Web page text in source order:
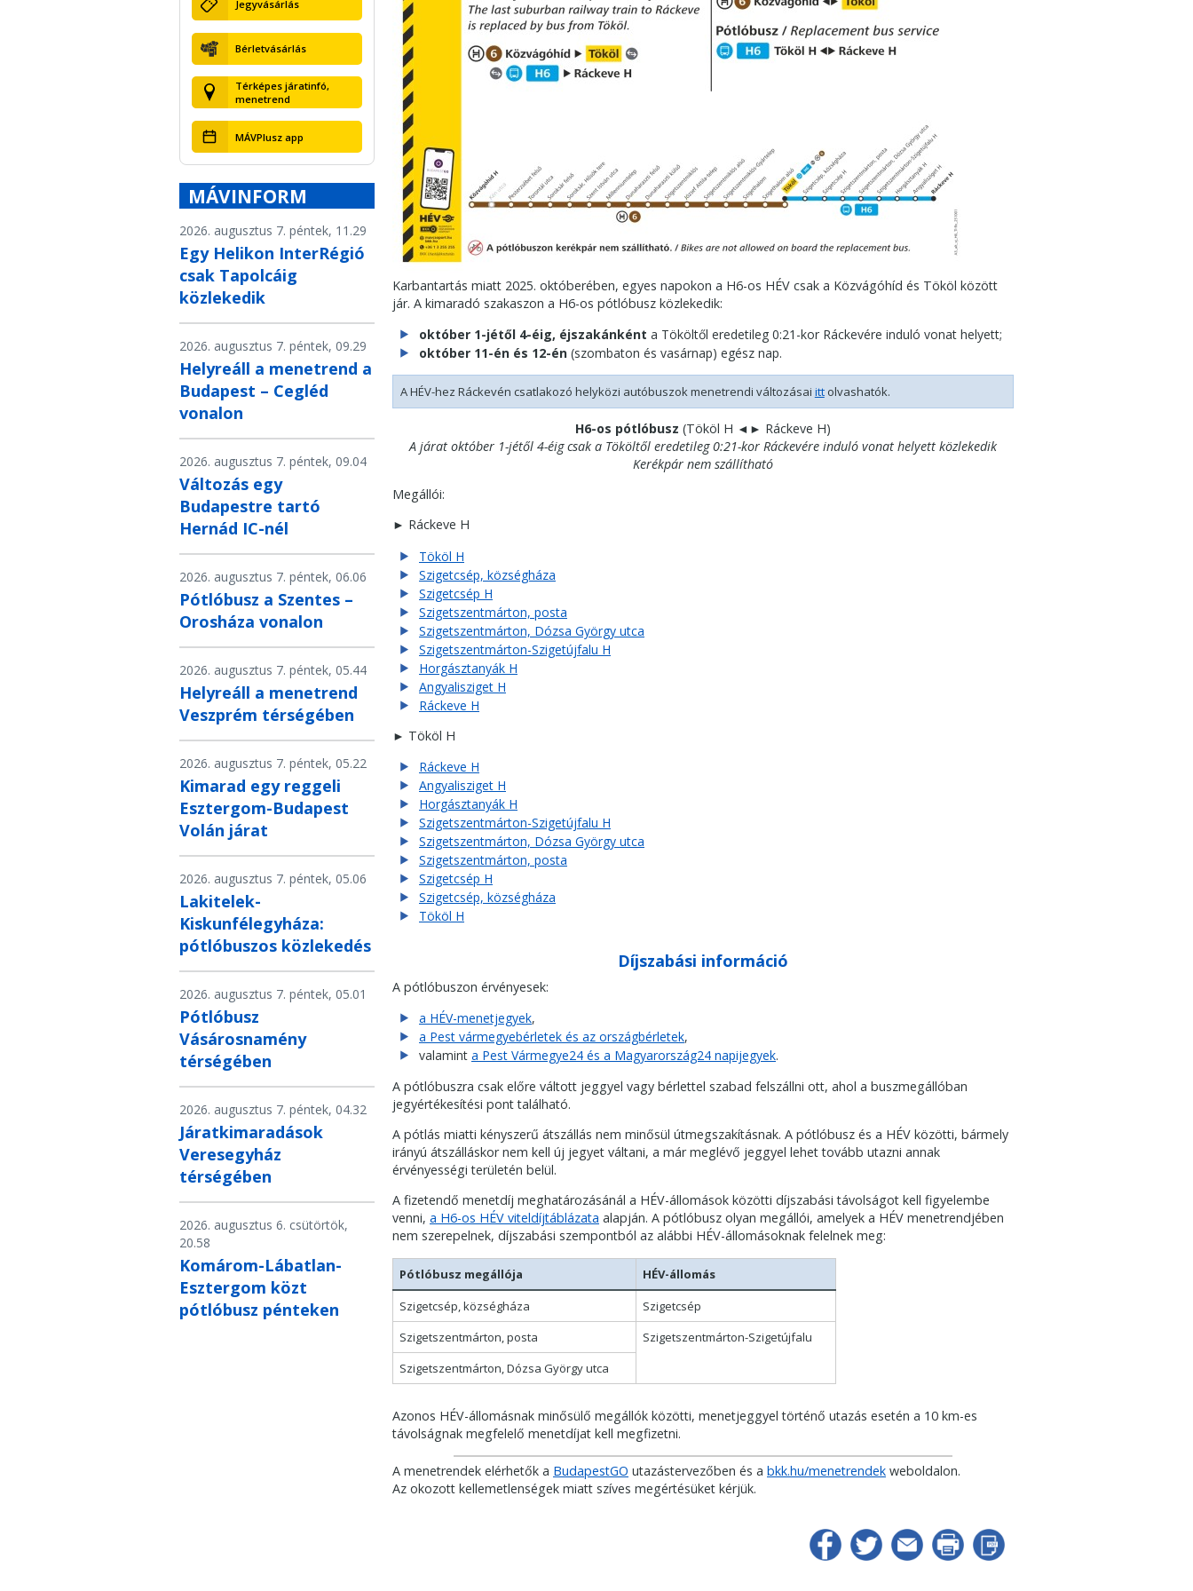
Jegyvásárlás
Bérletvásárlás
Térképes járatinfó,
menetrend
MÁVPlusz app
MÁVINFORM
2026. augusztus 7. péntek, 11.29
Egy Helikon InterRégió
csak Tapolcáig
közlekedik
2026. augusztus 7. péntek, 09.29
Helyreáll a menetrend a
Budapest – Cegléd
vonalon
2026. augusztus 7. péntek, 09.04
Változás egy
Budapestre tartó
Hernád IC-nél
2026. augusztus 7. péntek, 06.06
Pótlóbusz a Szentes –
Orosháza vonalon
2026. augusztus 7. péntek, 05.44
Helyreáll a menetrend
Veszprém térségében
2026. augusztus 7. péntek, 05.22
Kimarad egy reggeli
Esztergom-Budapest
Volán járat
2026. augusztus 7. péntek, 05.06
Lakitelek-
Kiskunfélegyháza:
pótlóbuszos közlekedés
2026. augusztus 7. péntek, 05.01
Pótlóbusz
Vásárosnamény
térségében
2026. augusztus 7. péntek, 04.32
Járatkimaradások
Veresegyház
térségében
2026. augusztus 6. csütörtök,
20.58
Komárom-Lábatlan-
Esztergom közt
pótlóbusz pénteken
Karbantartás miatt 2025. októberében, egyes napokon a H6-os HÉV csak a Közvágóhíd és Tököl között
jár. A kimaradó szakaszon a H6-os pótlóbusz közlekedik:
október 1-jétől 4-éig, éjszakánként a Tököltől eredetileg 0:21-kor Ráckevére induló vonat helyett;
október 11-én és 12-én (szombaton és vasárnap) egész nap.
A HÉV-hez Ráckevén csatlakozó helyközi autóbuszok menetrendi változásai ittolvashatók.
H6-os pótlóbusz (Tököl H ◄► Ráckeve H)
A járat október 1-jétől 4-éig csak a Tököltől eredetileg 0:21-kor Ráckevére induló vonat helyett közlekedik
Kerékpár nem szállítható
Megállói:
► Ráckeve H
Tököl H
Szigetcsép, községháza
Szigetcsép H
Szigetszentmárton, posta
Szigetszentmárton, Dózsa György utca
Szigetszentmárton-Szigetújfalu H
Horgásztanyák H
Angyalisziget H
Ráckeve H
► Tököl H
Ráckeve H
Angyalisziget H
Horgásztanyák H
Szigetszentmárton-Szigetújfalu H
Szigetszentmárton, Dózsa György utca
Szigetszentmárton, posta
Szigetcsép H
Szigetcsép, községháza
Tököl H
Díjszabási információ
A pótlóbuszon érvényesek:
a HÉV-menetjegyek,
a Pest vármegyebérletek és az országbérletek,
valamint a Pest Vármegye24 és a Magyarország24 napijegyek.
A pótlóbuszra csak előre váltott jeggyel vagy bérlettel szabad felszállni ott, ahol a buszmegállóban
jegyértékesítési pont található.
A pótlás miatti kényszerű átszállás nem minősül útmegszakításnak. A pótlóbusz és a HÉV közötti, bármely
irányú átszálláskor nem kell új jegyet váltani, a már meglévő jeggyel lehet tovább utazni annak
érvényességi területén belül.
A fizetendő menetdíj meghatározásánál a HÉV-állomások közötti díjszabási távolságot kell figyelembe
venni, a H6-os HÉV viteldíjtáblázata alapján. A pótlóbusz olyan megállói, amelyek a HÉV menetrendjében
nem szerepelnek, díjszabási szempontból az alábbi HÉV-állomásoknak felelnek meg:
Pótlóbusz megállója
HÉV-állomás
Szigetcsép, községháza
Szigetcsép
Szigetszentmárton, posta
Szigetszentmárton-Szigetújfalu
Szigetszentmárton, Dózsa György utca
Azonos HÉV-állomásnak minősülő megállók közötti, menetjeggyel történő utazás esetén a 10 km-es
távolságnak megfelelő menetdíjat kell megfizetni.
A menetrendek elérhetők a BudapestGO utazástervezőben és a bkk.hu/menetrendek weboldalon.
Az okozott kellemetlenségek miatt szíves megértésüket kérjük.